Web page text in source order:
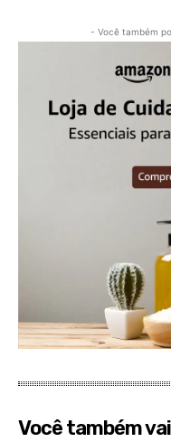
- Você também
Você também